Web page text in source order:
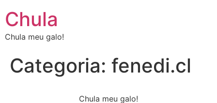
Chula
Chula meu galo!
Categoria: fenedi.cl
Chula meu galo!